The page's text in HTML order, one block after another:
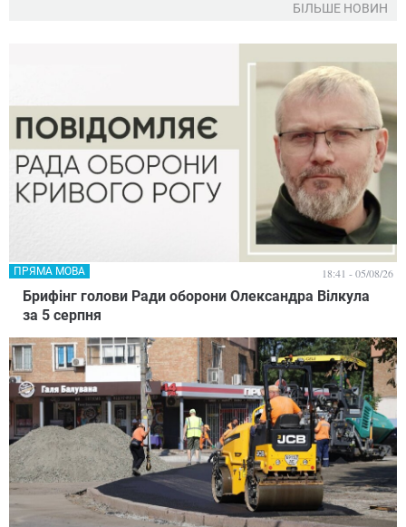
БІЛЬШЕ НОВИН
Брифінг голови Ради оборони Олександра Вілкула
за 5 серпня
ПРЯМА МОВА 18:41 - 05/08/26